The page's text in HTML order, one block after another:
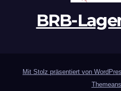
BRB-
Mit Stolz präsentiert von